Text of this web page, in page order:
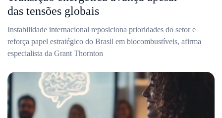
das tensões globais
Instabilidade internacional reposiciona prioridades do setor e
reforça papel estratégico do Brasil em biocombustíveis, afirma
especialista da Grant Thornton